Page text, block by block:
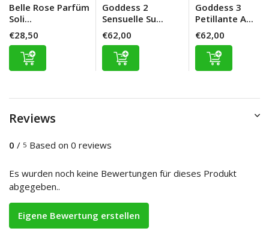
Belle Rose Parfüm
Soli...
€28,50
Goddess 2
Sensuelle Su...
€62,00
Goddess 3
Petillante A...
€62,00
Reviews
0 / 5 Based on 0 reviews
Es wurden noch keine Bewertungen für dieses Produkt
abgegeben..
Eigene Bewertung erstellen